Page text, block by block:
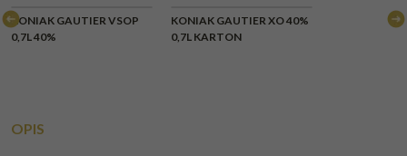
KONIAK GAUTIER VSOP
0,7L 40%
KONIAK GAUTIER XO 40%
0,7L KARTON
OPIS